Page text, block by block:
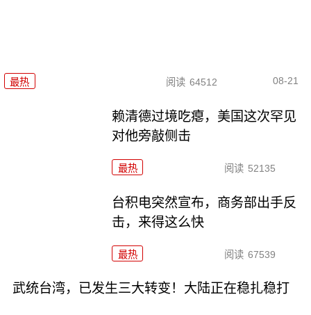
最热 阅读 64512 08-21
赖清德过境吃瘪，美国这次罕见
对他旁敲侧击
最热 阅读 52135
台积电突然宣布，商务部出手反
击，来得这么快
最热 阅读 67539
武统台湾，已发生三大转变！大陆正在稳扎稳打